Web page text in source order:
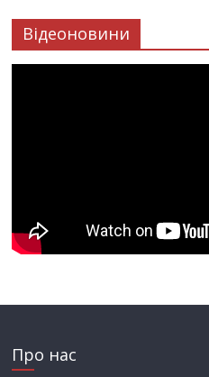
Відеоновини
Про нас